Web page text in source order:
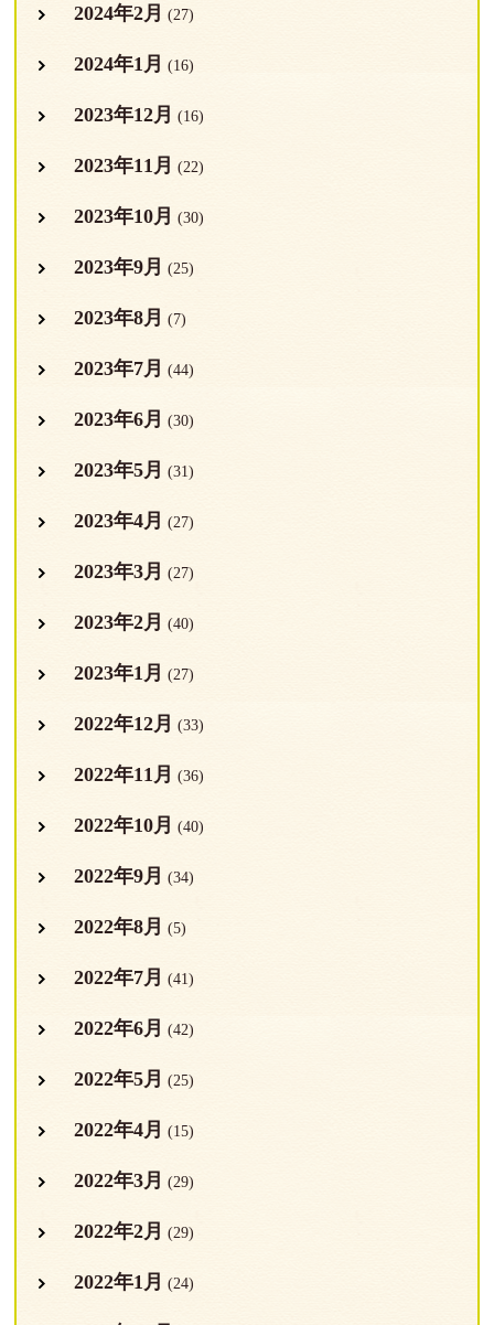
2024年2月 (27)
2024年1月 (16)
2023年12月 (16)
2023年11月 (22)
2023年10月 (30)
2023年9月 (25)
2023年8月 (7)
2023年7月 (44)
2023年6月 (30)
2023年5月 (31)
2023年4月 (27)
2023年3月 (27)
2023年2月 (40)
2023年1月 (27)
2022年12月 (33)
2022年11月 (36)
2022年10月 (40)
2022年9月 (34)
2022年8月 (5)
2022年7月 (41)
2022年6月 (42)
2022年5月 (25)
2022年4月 (15)
2022年3月 (29)
2022年2月 (29)
2022年1月 (24)